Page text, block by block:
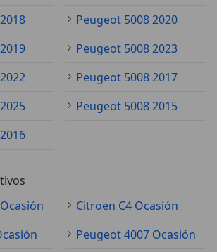
Peugeot 5008 2020
Peugeot 5008 2023
Peugeot 5008 2017
Peugeot 5008 2015
Citroen C4 Ocasión
Peugeot 4007 Ocasión